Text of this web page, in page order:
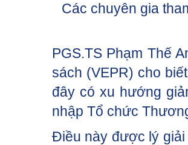
Các chuyên gia
PGS.TS Phạm Thế
sách (VEPR) cho
đây có xu hướng
nhập Tổ chức
Điều này được lý giải